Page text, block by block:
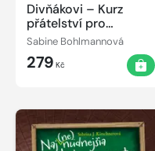
Divňákovi – Kurz
přátelství pro
začátečníky
Sabine Bohlmannová
279 Kč